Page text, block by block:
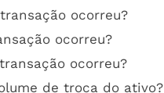
ocorreu?
ocorreu?
ocorreu?
de troca do ativo?